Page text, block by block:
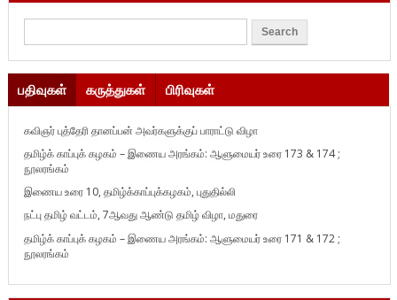
பதிவுகள் கருத்துகள் பிரிவுகள்
கவிஞர் புத்தேரி தானப்பன் அவர்களுக்குப் பாராட்டு விழா
தமிழ்க் காப்புக் கழகம் – இணைய அரங்கம்: ஆளுமையர் உரை 173 & 174 ;
நூலரங்கம்
இணைய உரை 10, தமிழ்க்காப்புக்கழகம், புதுதில்லி
நட்பு தமிழ் வட்டம், 7ஆவது ஆண்டு தமிழ் விழா, மதுரை
தமிழ்க் காப்புக் கழகம் – இணைய அரங்கம்: ஆளுமையர் உரை 171 & 172 ;
நூலரங்கம்